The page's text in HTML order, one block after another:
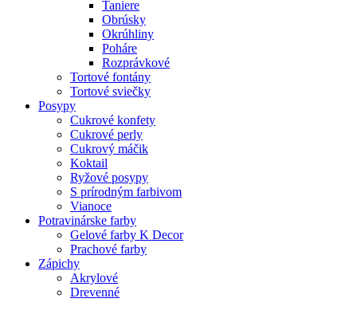
Taniere
Obrúsky
Okrúhliny
Poháre
Rozprávkové
Tortové fontány
Tortové sviečky
Posypy
Cukrové konfety
Cukrové perly
Cukrový máčik
Koktail
Ryžové posypy
S prírodným farbivom
Vianoce
Potravinárske farby
Gelové farby K Decor
Prachové farby
Zápichy
Akrylové
Drevenné